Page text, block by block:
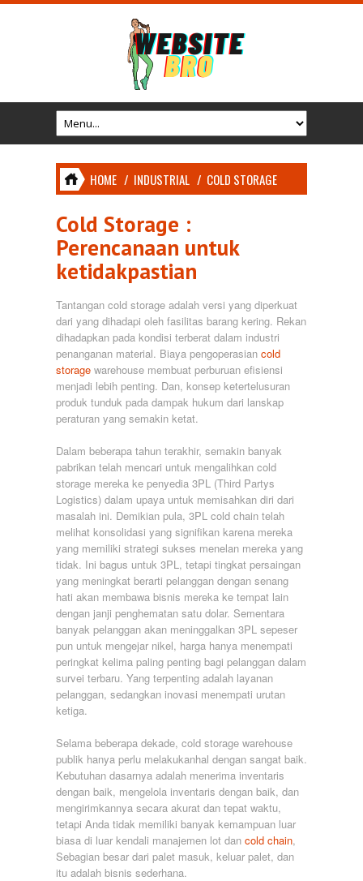
HOME / INDUSTRIAL / COLD STORAGE
Cold Storage :
Perencanaan untuk
ketidakpastian
Tantangan cold storage adalah versi yang diperkuat
dari yang dihadapi oleh fasilitas barang kering. Rekan
dihadapkan pada kondisi terberat dalam industri
penanganan material. Biaya pengoperasian cold
storage warehouse membuat perburuan efisiensi
menjadi lebih penting. Dan, konsep ketertelusuran
produk tunduk pada dampak hukum dari lanskap
peraturan yang semakin ketat.
Dalam beberapa tahun terakhir, semakin banyak
pabrikan telah mencari untuk mengalihkan cold
storage mereka ke penyedia 3PL (Third Partys
Logistics) dalam upaya untuk memisahkan diri dari
masalah ini. Demikian pula, 3PL cold chain telah
melihat konsolidasi yang signifikan karena mereka
yang memiliki strategi sukses menelan mereka yang
tidak. Ini bagus untuk 3PL, tetapi tingkat persaingan
yang meningkat berarti pelanggan dengan senang
hati akan membawa bisnis mereka ke tempat lain
dengan janji penghematan satu dolar. Sementara
banyak pelanggan akan meninggalkan 3PL sepeser
pun untuk mengejar nikel, harga hanya menempati
peringkat kelima paling penting bagi pelanggan dalam
survei terbaru. Yang terpenting adalah layanan
pelanggan, sedangkan inovasi menempati urutan
ketiga.
Selama beberapa dekade, cold storage warehouse
publik hanya perlu melakukanhal dengan sangat baik.
Kebutuhan dasarnya adalah menerima inventaris
dengan baik, mengelola inventaris dengan baik, dan
mengirimkannya secara akurat dan tepat waktu,
tetapi Anda tidak memiliki banyak kemampuan luar
biasa di luar kendali manajemen lot dan cold chain,
Sebagian besar dari palet masuk, keluar palet, dan
itu adalah bisnis sederhana.